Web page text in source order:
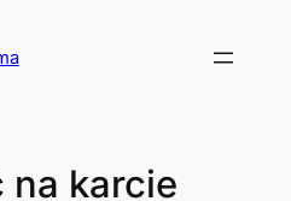
na karcie